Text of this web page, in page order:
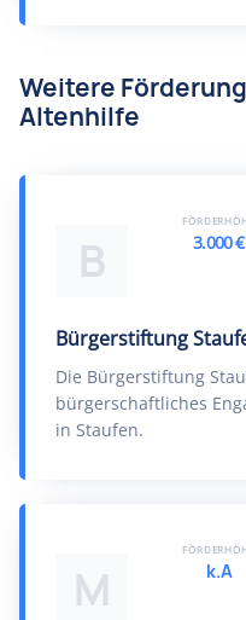
Weitere
Altenhilfe
B
Bürgerstiftung
Die Bürgerstiftung
bürgerschaftliches
in Staufen.
3.000 €
M k.A